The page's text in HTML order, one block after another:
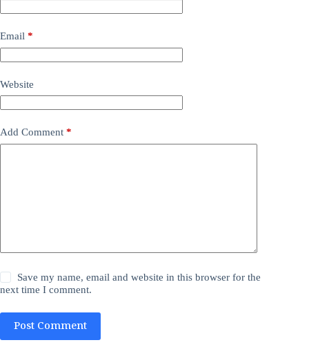
Email *
Website
Add Comment *
Save my name, email and website in this browser for the
next time I comment.
Post Comment